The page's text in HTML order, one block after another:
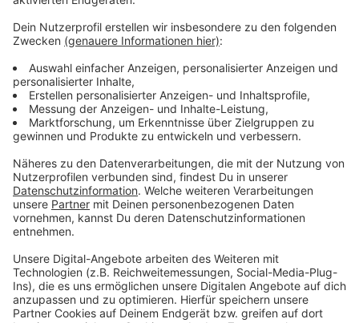
unserer Sendung, Grüße, Blitzer-Meldungen, Fotos, Videos
und Sprachnachrichten etc..
Nachrichten eingehen und reagieren können.
Kann der Sender mir auch Nachrichten schicken?
Ja, denn WhatsApp funktioniert grundsätzlich in zwei
Richtungen – von einem User zum anderen und umgekehrt.
Also werden auch wir Euch mal eine Nachricht schicken.
Aber: Wir wollen Euch nicht mit Meldungen überschütten
sondern uns auf gezielte Nachrichten konzentrieren (v.a.
Eilmeldungen oder Themenübersichten unserer
Sendungen).
Ganz wichtig hierbei ist: Wir werden diese Nachrichten nicht
als Gruppennachrichten verschicken. Eure Daten und